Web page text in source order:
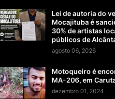
Lei de autoria do
Mocajituba é
30% de artistas
públicos de
agosto 06, 2026
Motoqueiro é
MA-206, em
dezembro 01, 2024